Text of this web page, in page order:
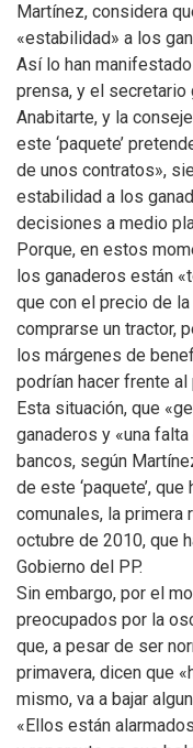
Martínez, considera
«estabilidad» a los
Así lo han
prensa, y el secretario
Anabitarte, y la
este ‘paquete’
de unos contratos»,
estabilidad a los
decisiones a medio
Porque, en estos
los ganaderos están
que con el precio de
comprarse un tractor,
los márgenes de
podrían hacer frente al
Esta situación, que
ganaderos y «una
bancos, según
de este ‘paquete’,
comunales, la primera
octubre de 2010, que
Gobierno del PP.
Sin embargo, por el
preocupados por la
que, a pesar de ser
primavera, dicen que
mismo, va a bajar
«Ellos están